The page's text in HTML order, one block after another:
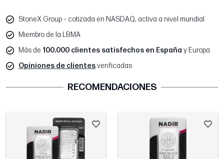
StoneX Group – cotizada en NASDAQ, activa a nivel mundial
Miembro de la LBMA
Más de 100.000 clientes satisfechos en España y Europa
Opiniones de clientesverificadas
RECOMENDACIONES